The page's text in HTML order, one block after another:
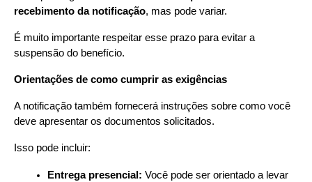
recebimento da notificação, mas pode variar.
É muito importante respeitar esse prazo para evitar a
suspensão do benefício.
Orientações de como cumprir as exigências
A notificação também fornecerá instruções sobre como você
deve apresentar os documentos solicitados.
Isso pode incluir:
Entrega presencial: Você pode ser orientado a levar